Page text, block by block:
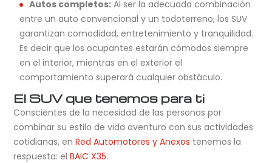
Autos completos: Al ser la adecuada combinación
entre un auto convencional y un todoterreno, los SUV
garantizan comodidad, entretenimiento y tranquilidad.
Es decir que los ocupantes estarán cómodos siempre
en el interior, mientras en el exterior el
comportamiento superará cualquier obstáculo.
El SUV que tenemos para ti
Conscientes de la necesidad de las personas por
combinar su estilo de vida aventuro con sus actividades
cotidianas, enRed Automotores y Anexos tenemos la
respuesta: elBAIC X35.